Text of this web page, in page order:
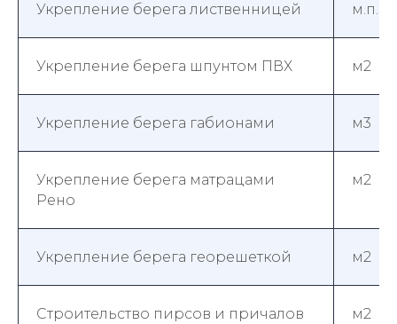
Укрепление берега лиственницей м.п.
Укрепление берега шпунтом ПВХ м2
Укрепление берега габионами м3
Укрепление берега матрацами
Рено
м2
Укрепление берега георешеткой м2
Строительство пирсов и причалов м2